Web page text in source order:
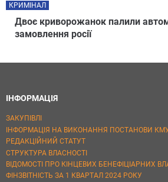
Двоє криворожанок палили
замовлення росії
КРИМІНАЛ
ІНФОРМАЦІЯ
ЗАКУПІВЛІ
ІНФОРМАЦІЯ НА ВИКОНАННЯ ПОСТАНОВИ
РЕДАКЦІЙНИЙ СТАТУТ
СТРУКТУРА ВЛАСНОСТІ
ВІДОМОСТІ ПРО КІНЦЕВИХ БЕНЕФІЦІАРНИХ
ФІНЗВІТНІСТЬ ЗА 1 КВАРТАЛ 2024 РОКУ